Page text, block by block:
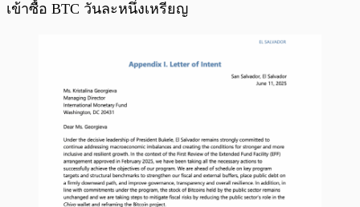
เข้าซื้อ BTC วันละหนึ่งเหรียญ